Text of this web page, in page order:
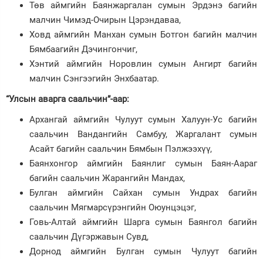
Төв аймгийн Баянжаргалан сумын Эрдэнэ багийн
малчин Чимэд-Очирын Цэрэндаваа,
Ховд аймгийн Манхан сумын Ботгон багийн малчин
Бямбаагийн Дэчингончиг,
Хэнтий аймгийн Норовлин сумын Ангирт багийн
малчин Сэнгээгийн Энхбаатар.
“Улсын аварга саальчин”-аар:
Архангай аймгийн Чулуут сумын Халуун-Ус багийн
саальчин Вандангийн Самбуу, Жаргалант сумын
Асайт багийн саальчин Бямбын Пэлжээхүү,
Баянхонгор аймгийн Баянлиг сумын Баян-Аараг
багийн саальчин Жарангийн Мандах,
Булган аймгийн Сайхан сумын Ундрах багийн
саальчин Мягмарсүрэнгийн Оюунцэцэг,
Говь-Алтай аймгийн Шарга сумын Баянгол багийн
саальчин Дүгэржавын Сувд,
Дорнод аймгийн Булган сумын Чулуут багийн